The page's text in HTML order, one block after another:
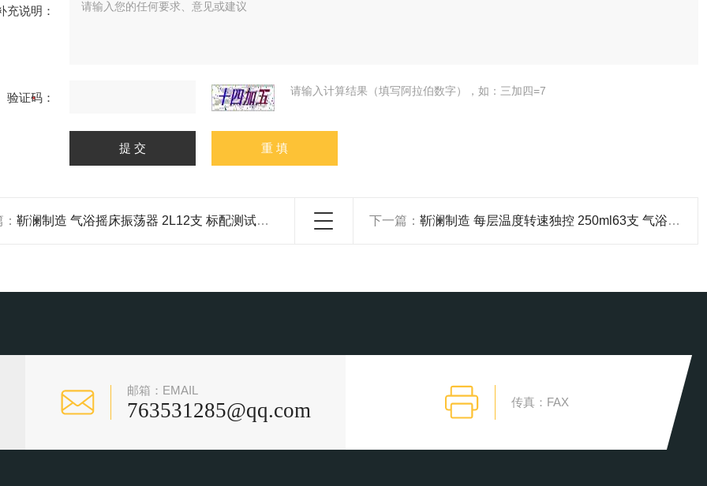
充说明：
验证码： 请输入计算结果（填写阿拉伯数字），如：三加四=7
靳澜制造 气浴摇床振荡器 2L12支 标配测试透气孔 下一篇：靳澜制造 每层温度转速独控 250ml63支 气浴恒温摇床培养箱
邮箱：EMAIL
763531285@qq.com 传真：FAX